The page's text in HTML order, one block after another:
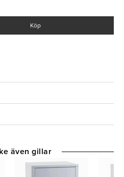
Köp
även gillar